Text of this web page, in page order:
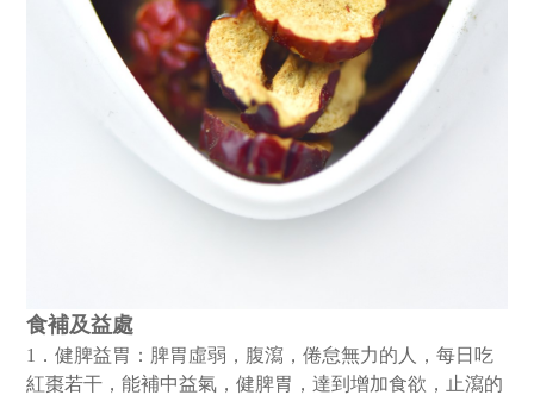
食補及益處
1．健脾益胃：脾胃虛弱，腹瀉，倦怠無力的人，每日吃
紅棗若干，能補中益氣，健脾胃，達到增加食欲，止瀉的